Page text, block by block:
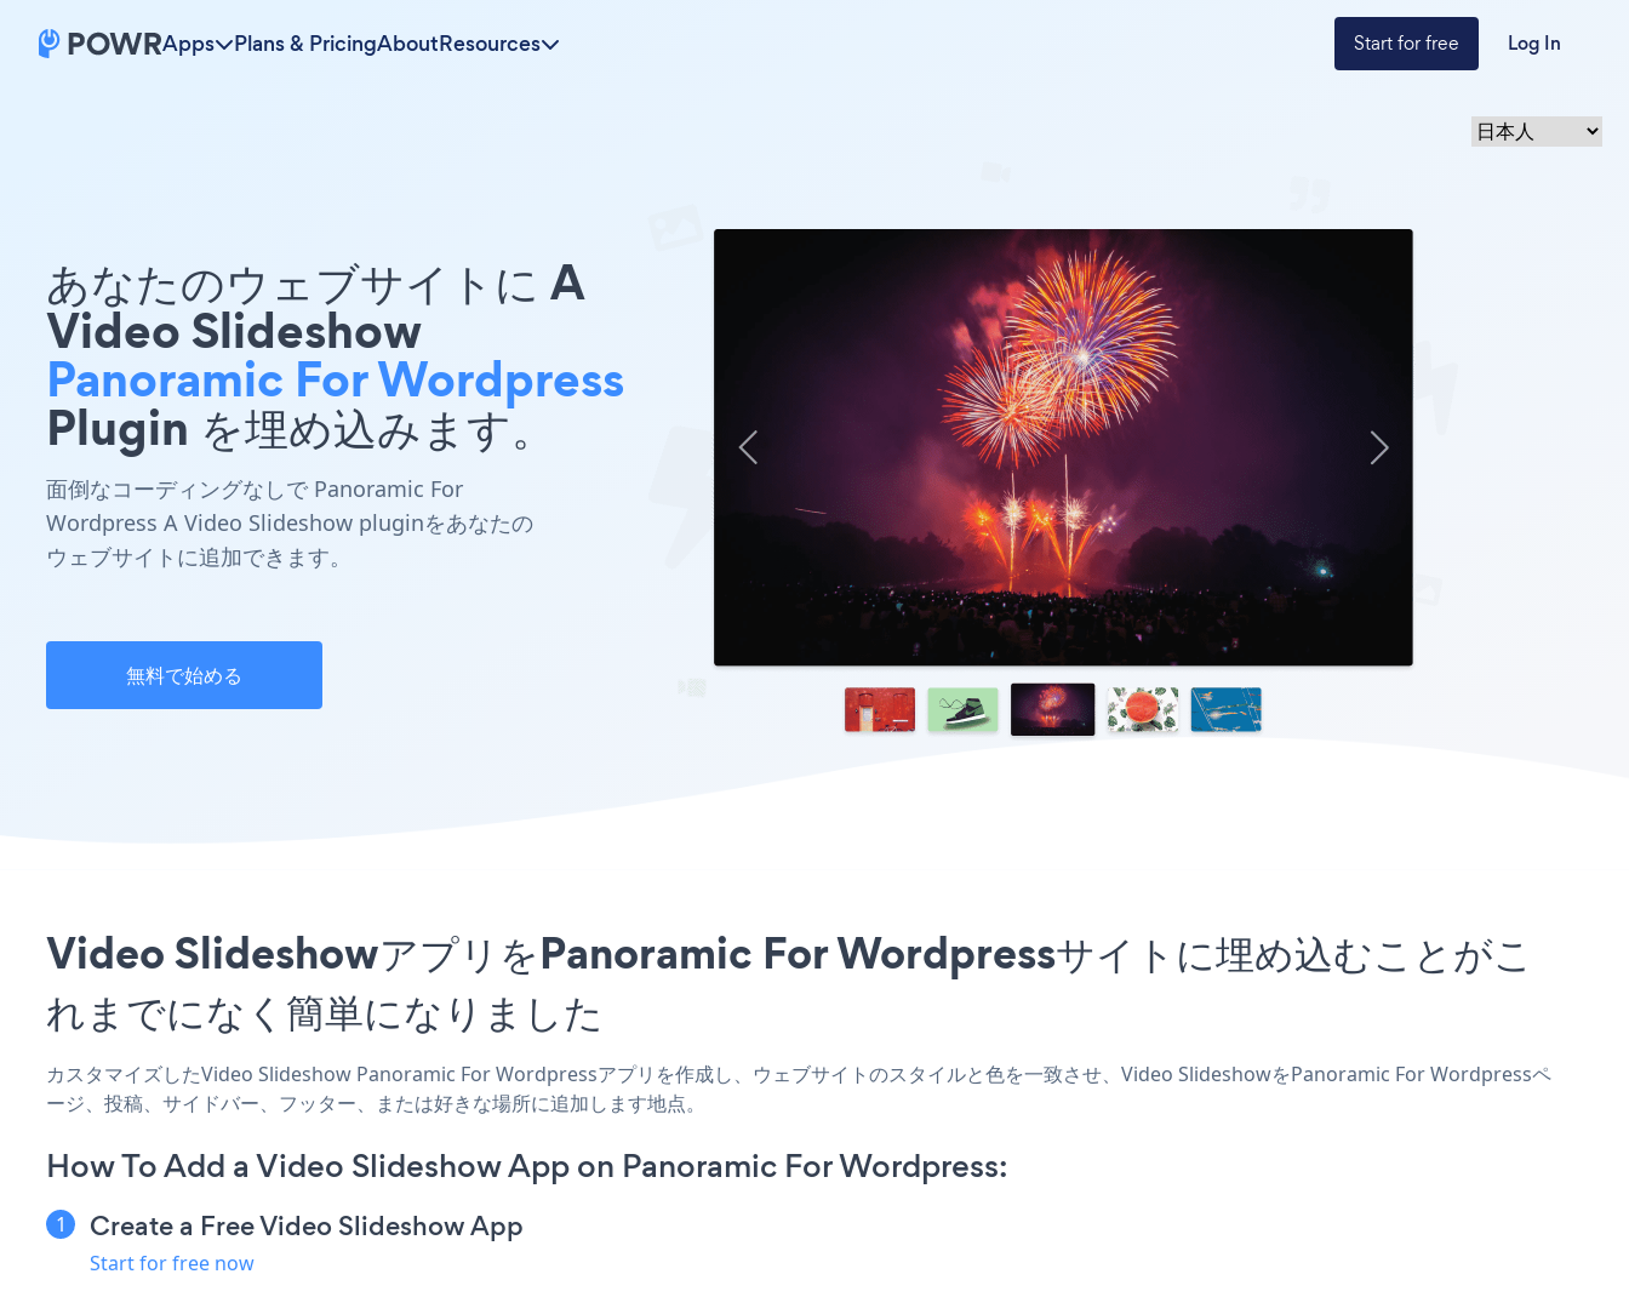
Apps Plans & PricingAboutResources Start for free Log In
あなたのウェブサイトに A
Video Slideshow
Panoramic For Wordpress
Plugin を埋め込みます。
面倒なコーディングなしで Panoramic For
Wordpress A Video Slideshow pluginをあなたの
ウェブサイトに追加できます。
無料で始める
Video SlideshowアプリをPanoramic For Wordpressサイトに埋め込むことがこ
れまでになく簡単になりました
カスタマイズしたVideo Slideshow Panoramic For Wordpressアプリを作成し、ウェブサイトのスタイルと色を一致させ、Video SlideshowをPanoramic For Wordpressペ
ージ、投稿、サイドバー、フッター、または好きな場所に追加します地点。
How To Add a Video Slideshow App on Panoramic For Wordpress:
Create a Free Video Slideshow App
Start for free now